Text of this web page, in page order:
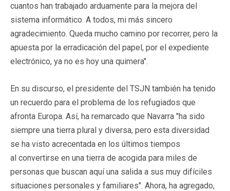
cuantos han trabajado arduamente para la mejora del
sistema informático. A todos, mi más sincero
agradecimiento. Queda mucho camino por recorrer, pero la
apuesta por la erradicación del papel, por el expediente
electrónico, ya no es hoy una quimera".
En su discurso, el presidente del TSJN también ha tenido
un recuerdo para el problema de los refugiados que
afronta Europa. Así, ha remarcado que Navarra "ha sido
siempre una tierra plural y diversa, pero esta diversidad
se ha visto acrecentada en los últimos tiempos
al convertirse en una tierra de acogida para miles de
personas que buscan aquí una salida a sus muy difíciles
situaciones personales y familiares". Ahora, ha agregado,